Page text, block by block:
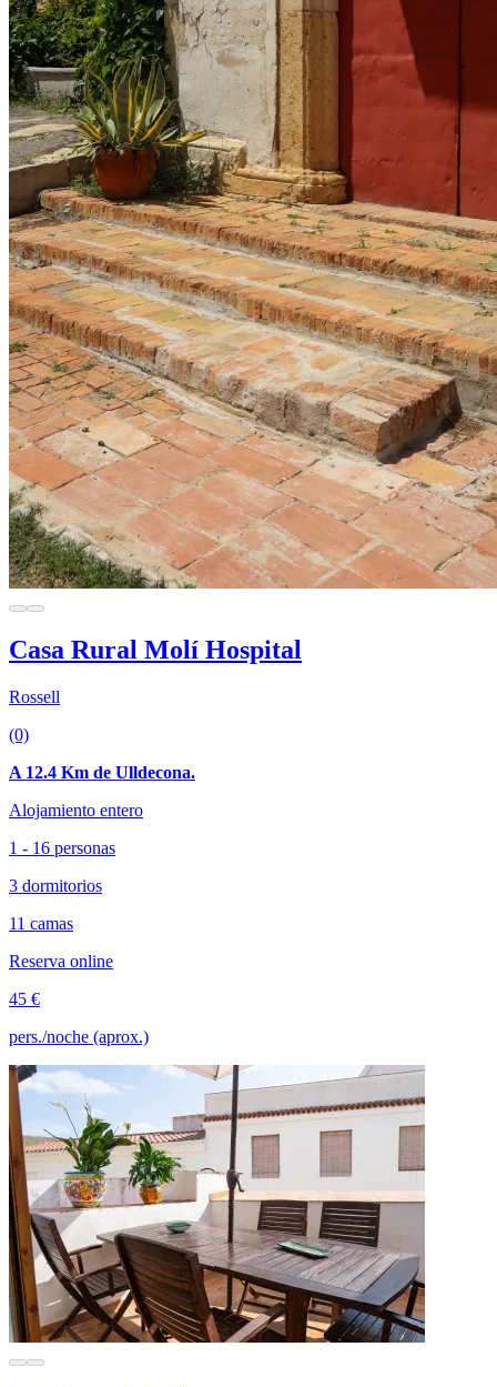
Casa Rural Molí Hospital
Rossell
(0)
A 12.4 Km de Ulldecona.
Alojamiento entero
1 - 16 personas
3 dormitorios
11 camas
Reserva online
45 €
pers./noche (aprox.)